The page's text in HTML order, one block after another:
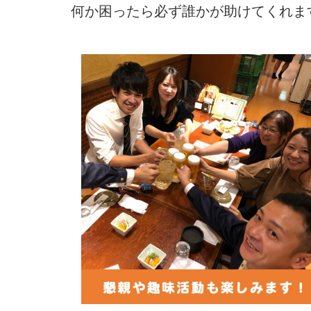
何か困ったら必ず誰かが助けてくれま